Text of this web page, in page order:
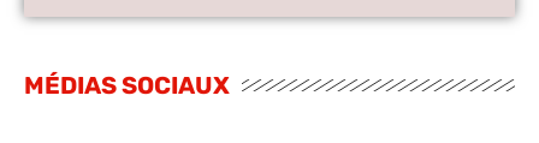
MÉDIAS SOCIAUX